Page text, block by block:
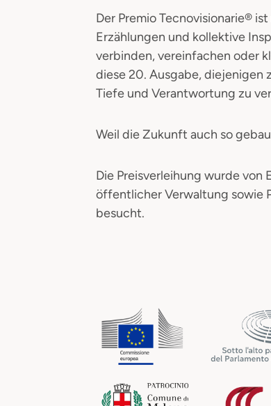
Der Premio Tecnovisionarie®
Erzählungen und kollektive
verbinden, vereinfachen oder
diese 20. Ausgabe, diejenigen
Tiefe und Verantwortung zu
Weil die Zukunft auch so
Die Preisverleihung wurde
öffentlicher Verwaltung sowie
besucht.